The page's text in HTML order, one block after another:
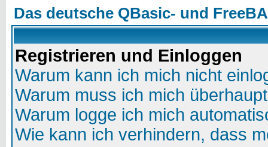
Das deutsche QBasic- und
Registrieren und Einloggen
Warum kann ich mich nicht
Warum muss ich mich
Warum logge ich mich
Wie kann ich verhindern, dass